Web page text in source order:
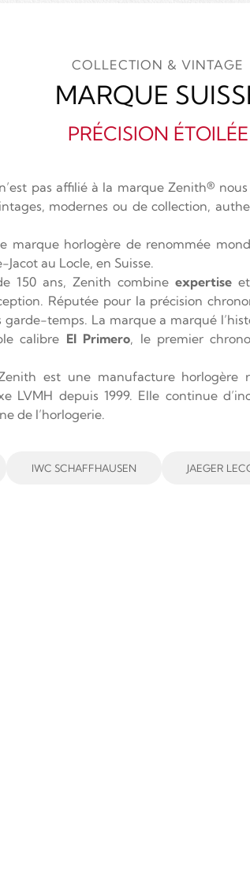
COLLECTION & VINTAGE
MARQUE
PRÉCISION ÉTOILÉE
pas affilié à la marque Zenith®
modernes ou de collection,
marque horlogère de renommée
Jacot au Locle, en Suisse.
150 ans, Zenith combineexpertiseet
Réputée pour la précision
garde-temps. La marque a marqué
calibre El Primero, le premier
est une manufacture horlogère
LVMH depuis 1999. Elle continue
de l’horlogerie.
IWC SCHAFFHAUSEN JAEGER